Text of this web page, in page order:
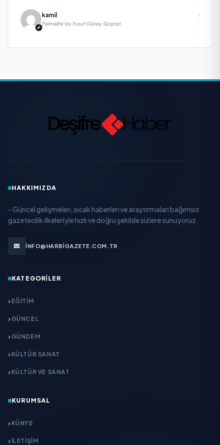
kamil
Palmalife’da Yusuf Güney Sürprizi
HAKKIMIZDA
- Güncel gelişmeleri, sıcak haberleri ve araştırmaları bağımsız
gazetecilik ilkeleriyle hızlı ve doğru şekilde sizlere sunuyoruz.
INFO@HARBIGAZETE.COM.TR
KATEGORILER
EĞITIM
GÜNCEL
GÜNDEM
KÜLTÜR SANAT
KÜLTÜR VE SANAT
KURUMSAL
KÜNYE
İLETIŞIM